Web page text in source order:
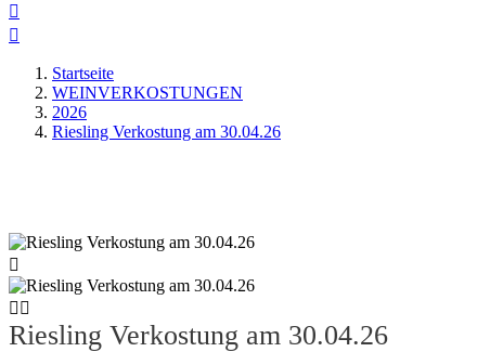


Startseite
WEINVERKOSTUNGEN
2026
Riesling Verkostung am 30.04.26

 
Riesling Verkostung am 30.04.26